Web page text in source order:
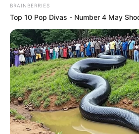
BRAINBERRIES
Top 10 Pop Divas - Number 4 May